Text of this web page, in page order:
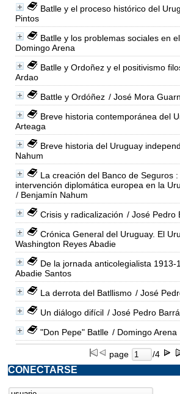
Batlle y el proceso histórico del
Pintos
Batlle y los problemas sociales en
Domingo Arena
Batlle y Ordoñez y el positivismo
Ardao
Battle y Ordóñez / José Mora
Breve historia contemporánea del
Arteaga
Breve historia del Uruguay
Nahum
La creación del Banco de Seguros
intervención diplomática europea en la
/ Benjamín Nahum
Crisis y radicalización / José Pedro
Crónica General del Uruguay. El
Washington Reyes Abadie
De la jornada anticolegialista 1913-
Abadie Santos
La derrota del Batllismo / José
Un diálogo difícil / José Pedro
"Don Pepe" Batlle / Domingo Arena
page /4
CONECTARSE